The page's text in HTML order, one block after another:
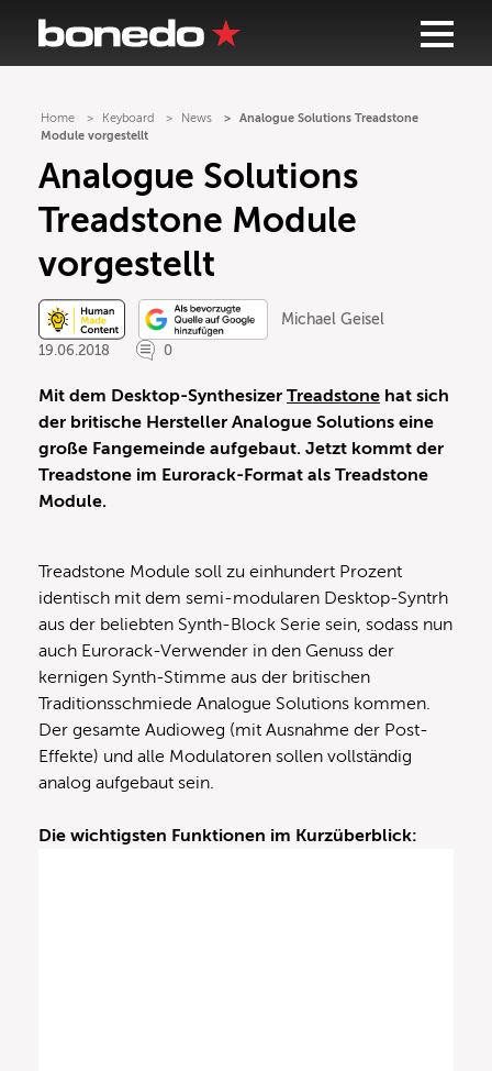
Home Keyboard News
Analogue Solutions Treadstone
Module vorgestellt
Analogue Solutions
Treadstone Module
vorgestellt
Michael Geisel
19.06.2018
0
Mit dem Desktop-Synthesizer Treadstone hat sich
der britische Hersteller Analogue Solutions eine
große Fangemeinde aufgebaut. Jetzt kommt der
Treadstone im Eurorack-Format als Treadstone
Module.
Treadstone Module soll zu einhundert Prozent
identisch mit dem semi-modularen Desktop-Syntrh
aus der beliebten Synth-Block Serie sein, sodass nun
auch Eurorack-Verwender in den Genuss der
kernigen Synth-Stimme aus der britischen
Traditionsschmiede Analogue Solutions kommen.
Der gesamte Audioweg (mit Ausnahme der Post-
Effekte) und alle Modulatoren sollen vollständig
analog aufgebaut sein.
Die wichtigsten Funktionen im Kurzüberblick: